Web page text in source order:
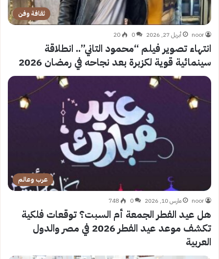
ثقافة وفن
noor أبريل 27, 2026 0
20
انتهاء تصوير فيلم “محمود التاني”.. انطلاقة
سينمائية قوية لكزبرة بعد نجاحه في رمضان 2026
عرب وعالم
noor مارس 10, 2026 0
748
هل عيد الفطر الجمعة أم السبت؟ توقعات فلكية
تكشف موعد عيد الفطر 2026 في مصر والدول
العربية